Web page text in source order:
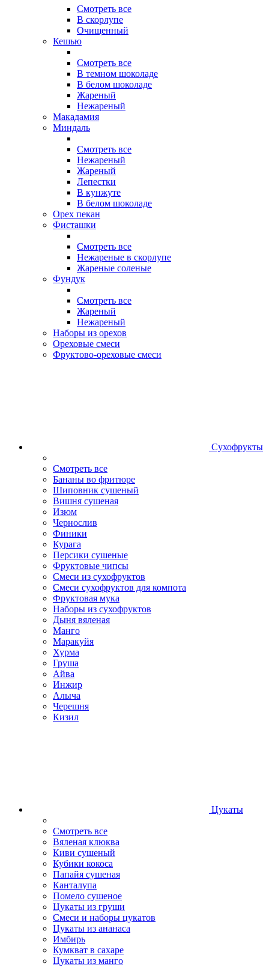
Смотреть все
В скорлупе
Очищенный
Кешью
Смотреть все
В темном шоколаде
В белом шоколаде
Жареный
Нежареный
Макадамия
Миндаль
Смотреть все
Нежареный
Жареный
Лепестки
В кунжуте
В белом шоколаде
Орех пекан
Фисташки
Смотреть все
Нежареные в скорлупе
Жареные соленые
Фундук
Смотреть все
Жареный
Нежареный
Наборы из орехов
Ореховые смеси
Фруктово-ореховые смеси
Сухофрукты
Смотреть все
Бананы во фритюре
Шиповник сушеный
Вишня сушеная
Изюм
Чернослив
Финики
Курага
Персики сушеные
Фруктовые чипсы
Смеси из сухофруктов
Смеси сухофруктов для компота
Фруктовая мука
Наборы из сухофруктов
Дыня вяленая
Манго
Маракуйя
Хурма
Груша
Айва
Инжир
Алыча
Черешня
Кизил
Цукаты
Смотреть все
Вяленая клюква
Киви сушеный
Кубики кокоса
Папайя сушеная
Канталупа
Помело сушеное
Цукаты из груши
Смеси и наборы цукатов
Цукаты из ананаса
Имбирь
Кумкват в сахаре
Цукаты из манго